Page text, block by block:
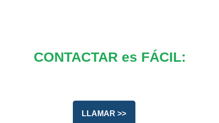
CONTACTAR es FÁCIL:
LLAMAR >>